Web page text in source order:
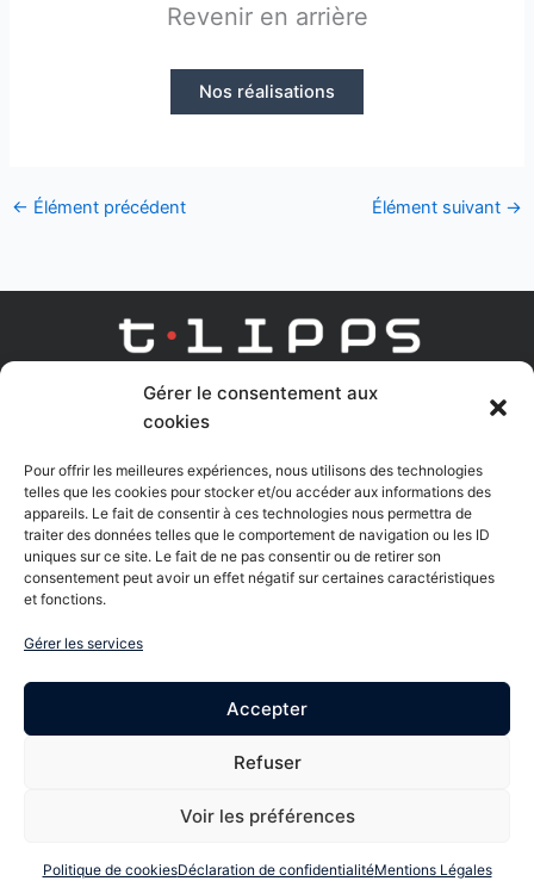
Gérer le consentement aux
cookies
Pour offrir les meilleures expériences, nous utilisons des technologies
telles que les cookies pour stocker et/ou accéder aux informations des
appareils. Le fait de consentir à ces technologies nous permettra de
traiter des données telles que le comportement de navigation ou les ID
uniques sur ce site. Le fait de ne pas consentir ou de retirer son
consentement peut avoir un effet négatif sur certaines caractéristiques
et fonctions.
Gérer les services
Accepter
Refuser
Voir les préférences
Politique de cookiesDéclaration de confidentialitéMentions Légales
Revenir en arrière
Nos réalisations
← Élément précédent Élément suivant →
AGENCE DIGITAL LEARNING
LinkedinYoutube
Nous contacter
8 Bis rue Gabriel Voisin - 51100 Reims
06 85 48 60 15
© Tous droits réservés T-LIPPS 2026 –mentions légales